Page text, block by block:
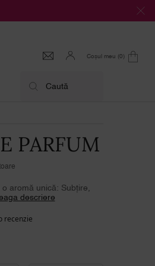
Coșul meu 0
0 produs
Caută
PARFUM
o aromă unică: Subțire,
descriere
recenzie